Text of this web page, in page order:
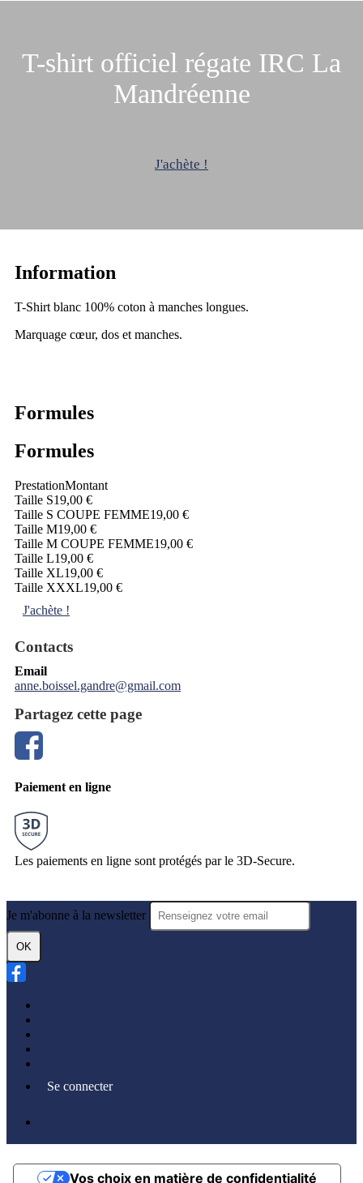
T-shirt officiel régate IRC La
Mandréenne
J'achète !
Information
T-Shirt blanc 100% coton à manches longues.
Marquage cœur, dos et manches.
Formules
Formules
PrestationMontant
Taille S19,00 €
Taille S COUPE FEMME19,00 €
Taille M19,00 €
Taille M COUPE FEMME19,00 €
Taille L19,00 €
Taille XL19,00 €
Taille XXXL19,00 €
J'achète !
Contacts
Email
anne.boissel.gandre@gmail.com
Partagez cette page
Paiement en ligne
Les paiements en ligne sont protégés par le 3D-Secure.
Je m'abonne à la newsletter
OK
Se connecter
Vos choix en matière de confidentialité